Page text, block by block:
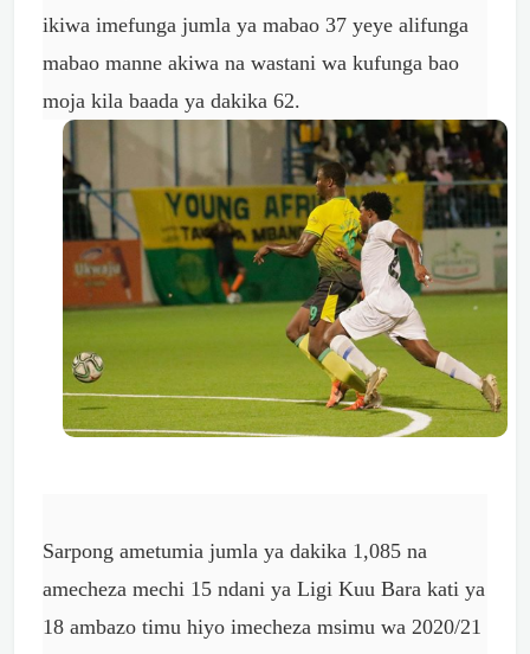
ikiwa imefunga jumla ya mabao 37 yeye alifunga
mabao manne akiwa na wastani wa kufunga bao
moja kila baada ya dakika 62.
Sarpong ametumia jumla ya dakika 1,085 na
amecheza mechi 15 ndani ya Ligi Kuu Bara kati ya
18 ambazo timu hiyo imecheza msimu wa 2020/21